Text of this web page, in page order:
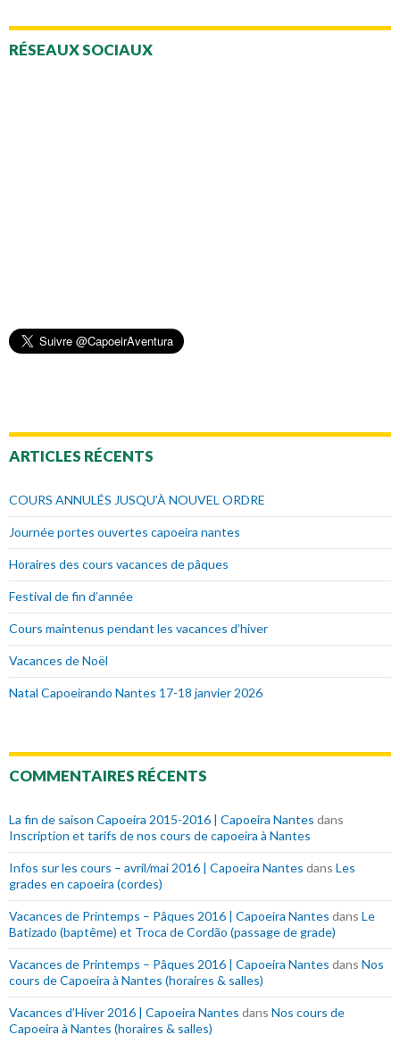
RÉSEAUX SOCIAUX
ARTICLES RÉCENTS
COURS ANNULÉS JUSQU’À NOUVEL ORDRE
Journée portes ouvertes capoeira nantes
Horaires des cours vacances de pâques
Festival de fin d’année
Cours maintenus pendant les vacances d’hiver
Vacances de Noël
Natal Capoeirando Nantes 17-18 janvier 2026
COMMENTAIRES RÉCENTS
La fin de saison Capoeira 2015-2016 | Capoeira Nantes dans
Inscription et tarifs de nos cours de capoeira à Nantes
Infos sur les cours – avril/mai 2016 | Capoeira Nantes dans Les
grades en capoeira (cordes)
Vacances de Printemps – Pâques 2016 | Capoeira Nantes dans Le
Batizado (baptême) et Troca de Cordão (passage de grade)
Vacances de Printemps – Pâques 2016 | Capoeira Nantes dans Nos
cours de Capoeira à Nantes (horaires & salles)
Vacances d’Hiver 2016 | Capoeira Nantes dans Nos cours de
Capoeira à Nantes (horaires & salles)